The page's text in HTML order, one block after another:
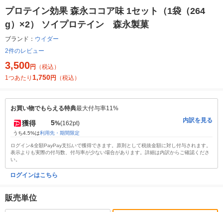
プロテイン効果 森永ココア味 1セット（1袋（264
g）×2） ソイプロテイン 森永製菓
ブランド： ウイダー
2件のレビュー
3,500円
（税込）
1つあたり 1,750円 （税込）
お買い物でもらえる特典最大付与率11%
獲得 5%(162pt)
うち4.5%は利用先・期間限定
内訳を見る
ログイン&全額PayPay支払いで獲得できます。原則として税抜金額に対し付与されます。
表示よりも実際の付与数、付与率が少ない場合があります。詳細は内訳からご確認くださ
い。
ログインはこちら
販売単位